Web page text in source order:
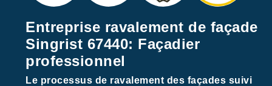
Entreprise ravalement de façade
Singrist 67440: Façadier
professionnel
Le processus de ravalement des façades suivi